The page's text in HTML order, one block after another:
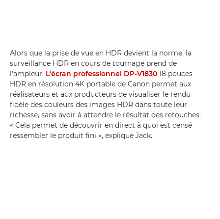
Alors que la prise de vue en HDR devient la norme, la
surveillance HDR en cours de tournage prend de
l'ampleur. L'écran professionnel DP-V1830 18 pouces
HDR en résolution 4K portable de Canon permet aux
réalisateurs et aux producteurs de visualiser le rendu
fidèle des couleurs des images HDR dans toute leur
richesse, sans avoir à attendre le résultat des retouches.
« Cela permet de découvrir en direct à quoi est censé
ressembler le produit fini », explique Jack.